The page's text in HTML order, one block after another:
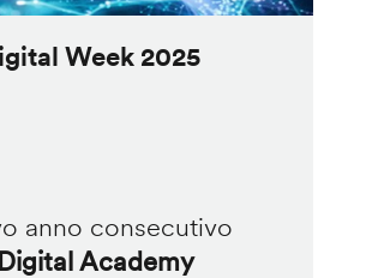
Week 2025
anno consecutivo
Academy